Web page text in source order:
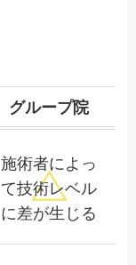
グループ院
施術者によっ
て技術レベル
に差が生じる